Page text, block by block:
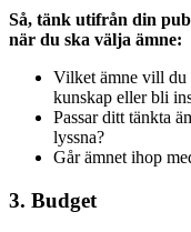
Så, tänk utifrån din
när du ska välja ämne:
Vilket ämne vill du
kunskap eller bli
Passar ditt tänkta
lyssna?
Går ämnet ihop
3. Budget